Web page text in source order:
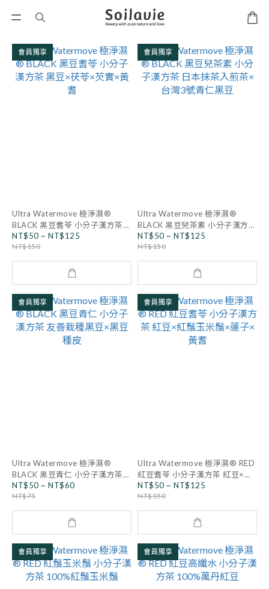
會員獨享
Ultra Watermove 極淨濕®
BLACK 黑豆耆苓 小分子漢方茶
黑豆×茯苓×芡實×黃耆
NT$50 ~ NT$125
NT$150
會員獨享
Ultra Watermove 極淨濕®
BLACK 黑豆兒茶素 小分子漢方茶
日本抹茶入煎茶×台灣3號青仁黑
豆
NT$50 ~ NT$125
NT$150
會員獨享
Ultra Watermove 極淨濕®
BLACK 黑豆青仁 小分子漢方茶
友善栽種黑豆×黑豆種皮
NT$50 ~ NT$60
NT$75
會員獨享
Ultra Watermove 極淨濕® RED
紅豆耆苓 小分子漢方茶 紅豆×紅
鬚玉米鬚×蓮子×黃耆
NT$50 ~ NT$125
NT$150
會員獨享 會員獨享